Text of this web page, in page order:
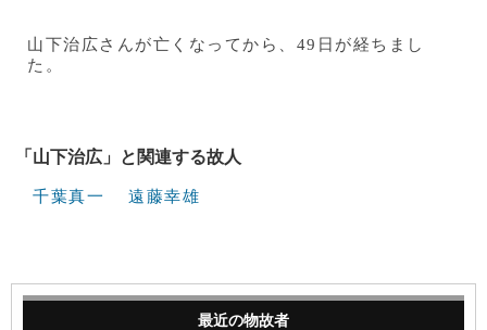
山下治広さんが亡くなってから、49日が経ちまし
た。
「山下治広」と関連する故人
千葉真一 遠藤幸雄
最近の物故者